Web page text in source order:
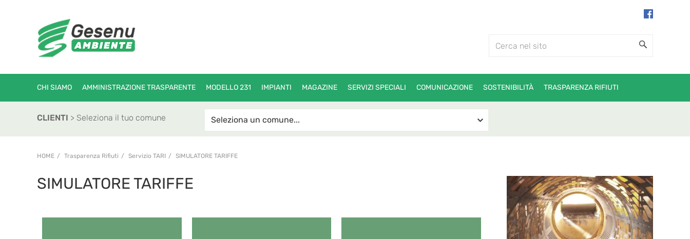
CHI SIAMO AMMINISTRAZIONE TRASPARENTE MODELLO 231 IMPIANTI MAGAZINE SERVIZI SPECIALI COMUNICAZIONE SOSTENIBILITÀ TRASPARENZA RIFIUTI
CLIENTI > Seleziona il tuo comune
HOME Trasparenza Rifiuti Servizio TARI SIMULATORE TARIFFE
SIMULATORE TARIFFE